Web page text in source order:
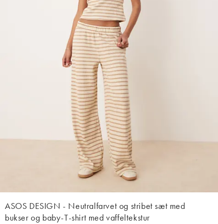
ASOS DESIGN - Neutralfarvet og stribet sæt med
bukser og baby-T-shirt med vaffeltekstur